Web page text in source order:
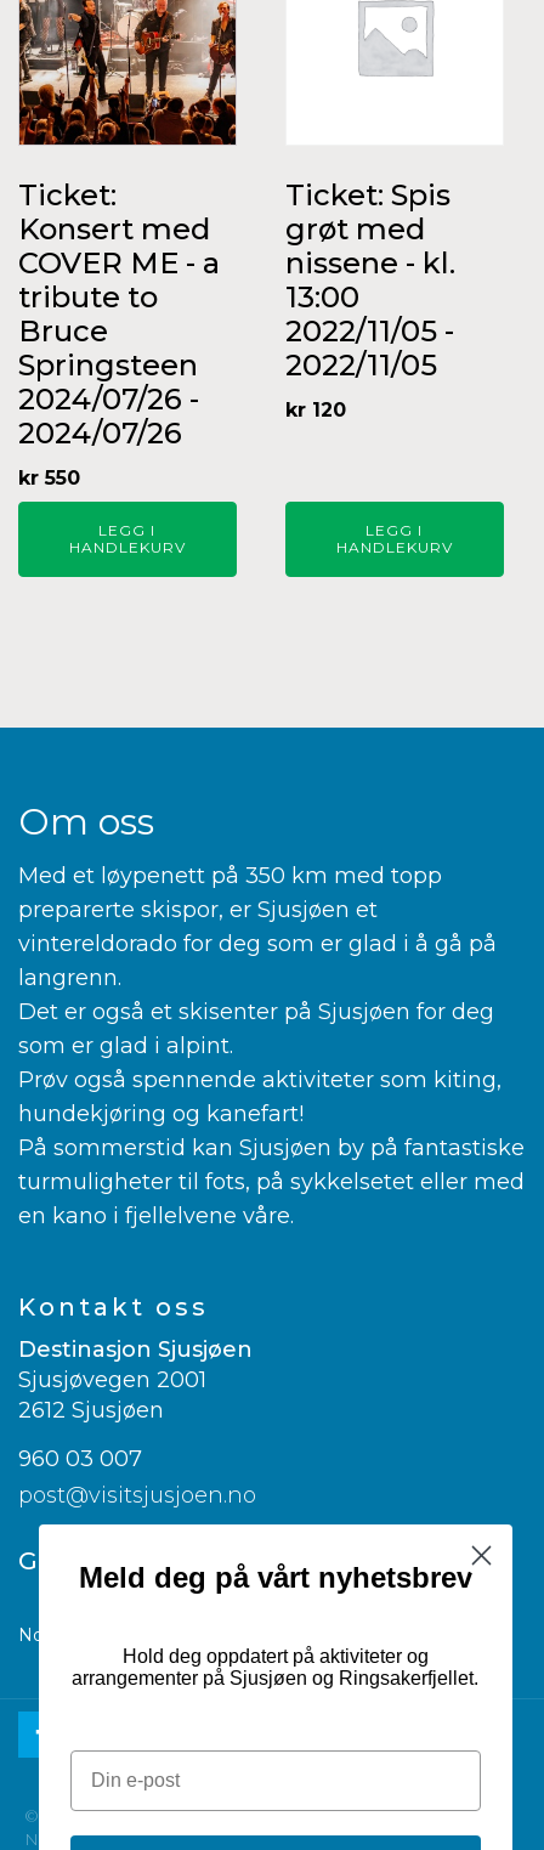
Ticket:
Konsert med
COVER ME - a
tribute to
Bruce
Springsteen
2024/07/26 -
2024/07/26
kr 550
LEGG I
HANDLEKURV
Ticket: Spis
grøt med
nissene - kl.
13:00
2022/11/05 -
2022/11/05
kr120
LEGG I
HANDLEKURV
Om oss
Med et løypenett på 350 km med topp
preparerte skispor, er Sjusjøen et
vintereldorado for deg som er glad i å gå på
langrenn.
Det er også et skisenter på Sjusjøen for deg
som er glad i alpint.
Prøv også spennende aktiviteter som kiting,
hundekjøring og kanefart!
På sommerstid kan Sjusjøen by på fantastiske
turmuligheter til fots, på sykkelsetet eller med
en kano i fjellelvene våre.
Kontakt oss
Destinasjon Sjusjøen
Sjusjøvegen 2001
2612 Sjusjøen
960 03 007
post@visitsjusjoen.no
Google translate
Norwegian
© 2026 Destinasjon Sjusjøen |
Nettsiden er utviklet av Dialecta kommunikasjon AS
Meld deg på vårt nyhetsbrev
Hold deg oppdatert på aktiviteter og
arrangementer på Sjusjøen og Ringsakerfjellet.